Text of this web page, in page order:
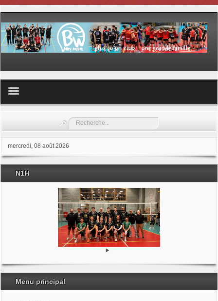
Les samedis du sport
Les stages
Documents
Rechercher
mercredi, 08 août 2026
N1H
Menu principal